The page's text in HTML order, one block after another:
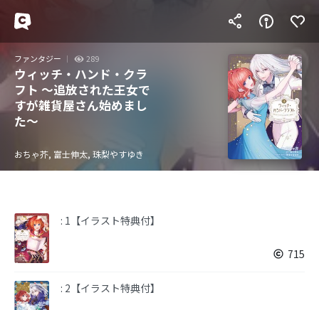
ファンタジー 289
ウィッチ・ハンド・クラ
フト ～追放された王女で
すが雑貨屋さん始めまし
た～
おちゃ芥, 富士伸太, 珠梨やすゆき
: 1【イラスト特典付】
715
: 2【イラスト特典付】